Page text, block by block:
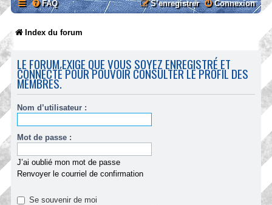
FAQ Connexion
S’enregistrer
Index du forum
LE FORUM EXIGE QUE VOUS SOYEZ ENREGISTRÉ ET
CONNECTÉ POUR POUVOIR CONSULTER LE PROFIL DES
MEMBRES.
Nom d’utilisateur :
Mot de passe :
J’ai oublié mon mot de passe
Renvoyer le courriel de confirmation
Se souvenir de moi